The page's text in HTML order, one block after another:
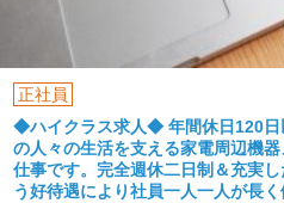
正社員
◆ハイクラス求人◆ 年間休日120
の人々の生活を支える家電周辺機
仕事です。完全週休二日制＆充実
う好待遇により社員一人一人が長